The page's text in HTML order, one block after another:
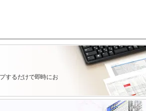
するだけで即時にお